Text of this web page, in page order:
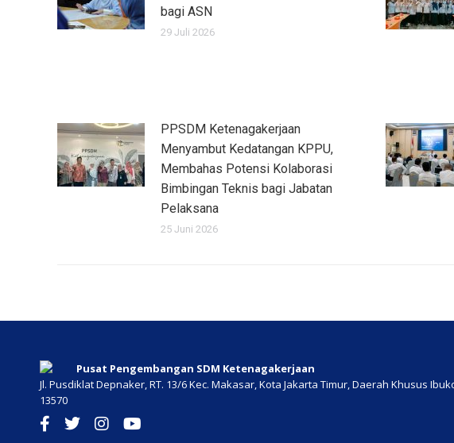
bagi ASN
29 Juli 2026
PPSDM Ketenagakerjaan
Menyambut Kedatangan KPPU,
Membahas Potensi Kolaborasi
Bimbingan Teknis bagi Jabatan
Pelaksana
25 Juni 2026
Pusat Pengembangan SDM Ketenagakerjaan
Jl. Pusdiklat Depnaker, RT. 13/6 Kec. Makasar, Kota Jakarta Timur, Daerah Khusus
13570